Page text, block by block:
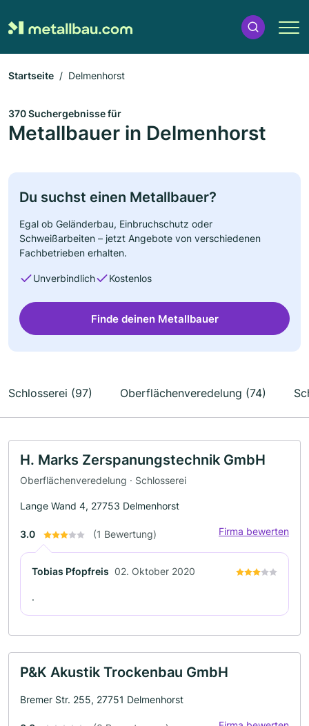
Startseite Delmenhorst
370 Suchergebnisse für
Metallbauer in Delmenhorst
Du suchst einen Metallbauer?
Egal ob Geländerbau, Einbruchschutz oder
Schweißarbeiten – jetzt Angebote von verschiedenen
Fachbetrieben erhalten.
Unverbindlich Kostenlos
Finde deinen Metallbauer
Schlosserei (97) Oberflächenveredelung (74)
H. Marks Zerspanungstechnik GmbH
Oberflächenveredelung · Schlosserei
Lange Wand 4, 27753 Delmenhorst
3.0 (1 Bewertung) Firma bewerten
Tobias Pfopfreis 02. Oktober 2020
.
P&K Akustik Trockenbau GmbH
Bremer Str. 255, 27751 Delmenhorst